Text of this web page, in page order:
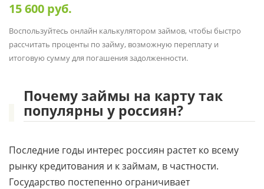
15 600 руб.
Воспользуйтесь онлайн калькулятором займов, чтобы быстро
рассчитать проценты по займу, возможную переплату и
итоговую сумму для погашения задолженности.
Почему займы на карту так
популярны у россиян?
Последние годы интерес россиян растет ко всему
рынку кредитования и к займам, в частности.
Государство постепенно ограничивает